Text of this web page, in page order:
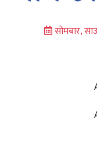
सोमबार,